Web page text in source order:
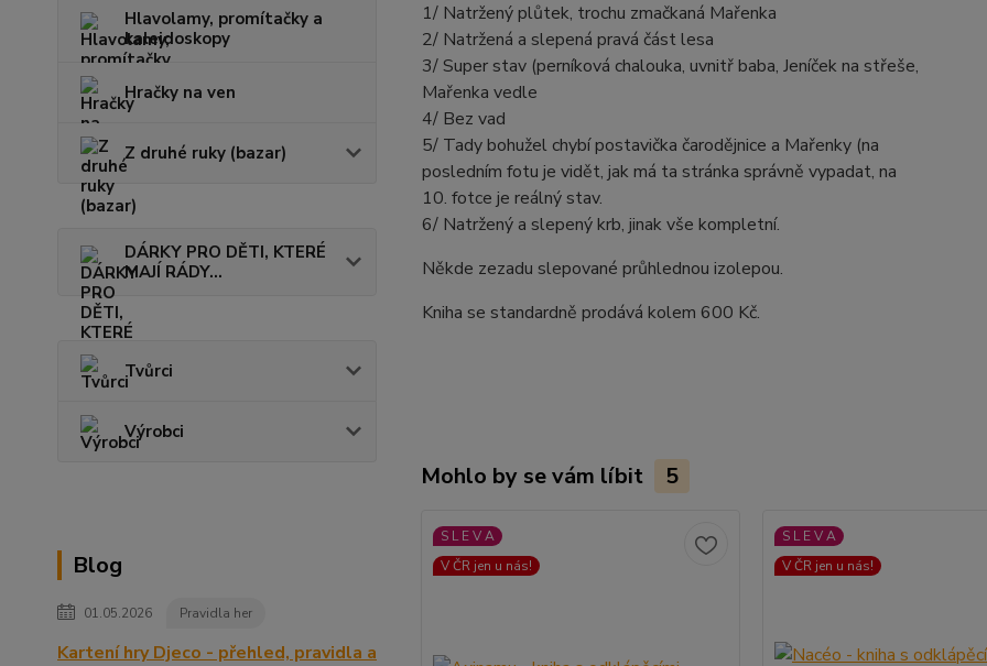
Hlavolamy, promítačky a
kaleidoskopy
Hračky na ven
Z druhé ruky (bazar)
DÁRKY PRO DĚTI, KTERÉ
MAJÍ RÁDY...
Tvůrci
Výrobci
Blog
01.05.2026 Pravidla her
Kartení hry Djeco - přehled, pravidla a
1/ Natržený plůtek, trochu zmačkaná Mařenka
2/ Natržená a slepená pravá část lesa
3/ Super stav (perníková chalouka, uvnitř baba, Jeníček na střeše,
Mařenka vedle
4/ Bez vad
5/ Tady bohužel chybí postavička čarodějnice a Mařenky (na
posledním fotu je vidět, jak má ta stránka správně vypadat, na
10. fotce je reálný stav.
6/ Natržený a slepený krb, jinak vše kompletní.
Někde zezadu slepované průhlednou izolepou.
Kniha se standardně prodává kolem 600 Kč.
Mohlo by se vám líbit 5
S L E V A
V ČR jen u nás!
S L E V A
V ČR jen u nás!